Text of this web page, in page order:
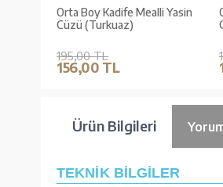
Orta Boy Kadife Mealli Yasin
Cüzü (Turkuaz)
195,00 TL
156,00 TL
Ürün Bilgileri
TEKNİK BİLGİLER